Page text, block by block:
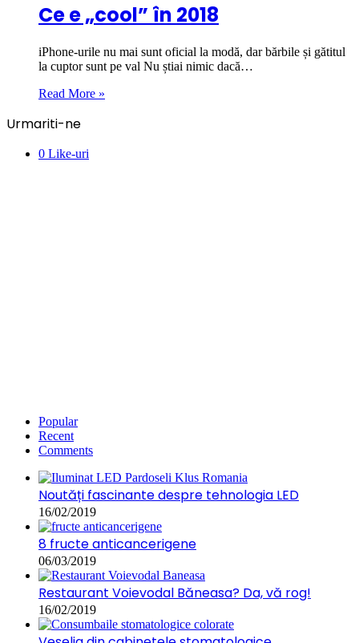
Ce e „cool” în 2018
iPhone-urile nu mai sunt oficial la modă, dar bărbile și gătitul
la cuptor sunt pe val Nu știai nimic dacă…
Read More »
Urmariti-ne
0 Like-uri
Popular
Recent
Comments
Noutăți fascinante despre tehnologia LED
16/02/2019
8 fructe anticancerigene
06/03/2019
Restaurant Voievodal Băneasa? Da, vă rog!
16/02/2019